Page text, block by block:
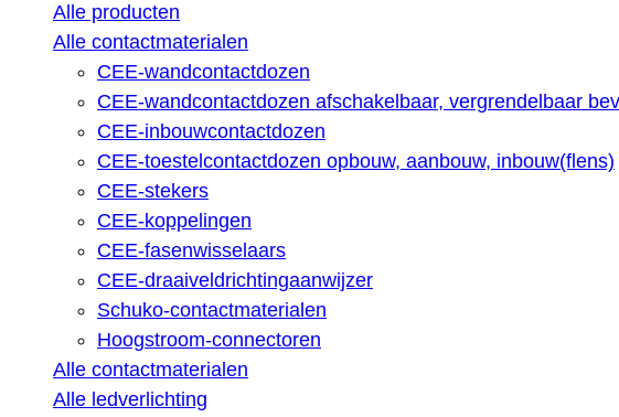
Alle producten
Alle contactmaterialen
CEE-wandcontactdozen
CEE-wandcontactdozen afschakelbaar, vergrendelbaar
CEE-inbouwcontactdozen
CEE-toestelcontactdozen opbouw, aanbouw, inbouw(flens)
CEE-stekers
CEE-koppelingen
CEE-fasenwisselaars
CEE-draaiveldrichtingaanwijzer
Schuko-contactmaterialen
Hoogstroom-connectoren
Alle contactmaterialen
Alle ledverlichting